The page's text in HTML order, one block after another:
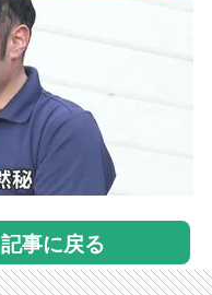
記事に戻る